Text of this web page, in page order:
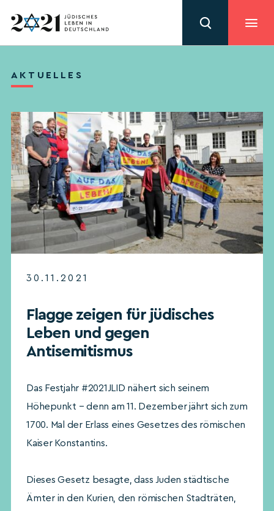
AKTUELLES
30.11.2021
Flagge zeigen für jüdisches
Leben und gegen
Antisemitismus
Das Festjahr #2021JLID nähert sich seinem
Höhepunkt – denn am 11. Dezember jährt sich zum
1700. Mal der Erlass eines Gesetzes des römischen
Kaiser Konstantins.
Dieses Gesetz besagte, dass Juden städtische
Ämter in den Kurien, den römischen Stadträten,